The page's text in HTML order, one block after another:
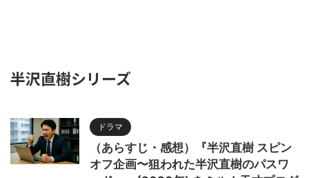
半沢直樹シリーズ
ドラマ
（あらすじ・感想）『半沢直樹 スピン
オフ企画〜狙われた半沢直樹のパスワ